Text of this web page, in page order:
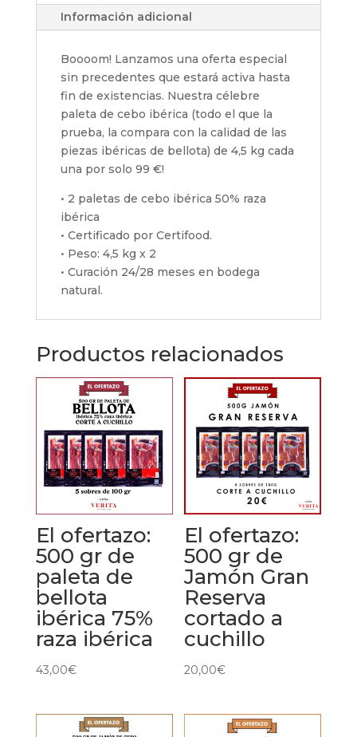
Información adicional
Boooom! Lanzamos una oferta especial
sin precedentes que estará activa hasta
fin de existencias. Nuestra célebre
paleta de cebo ibérica (todo el que la
prueba, la compara con la calidad de las
piezas ibéricas de bellota) de 4,5 kg cada
una por solo 99 €!
• 2 paletas de cebo ibérica 50% raza
ibérica
• Certificado por Certifood.
• Peso: 4,5 kg x 2
• Curación 24/28 meses en bodega
natural.
Productos relacionados
El ofertazo:
500 gr de
paleta de
bellota
ibérica 75%
raza ibérica
43,00€
El ofertazo:
500 gr de
Jamón Gran
Reserva
cortado a
cuchillo
20,00€